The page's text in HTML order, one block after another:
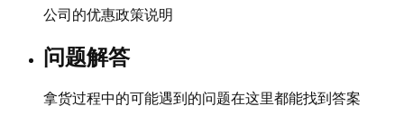
公司的优惠政策说明
问题解答
拿货过程中的可能遇到的问题在这里都能找到答案